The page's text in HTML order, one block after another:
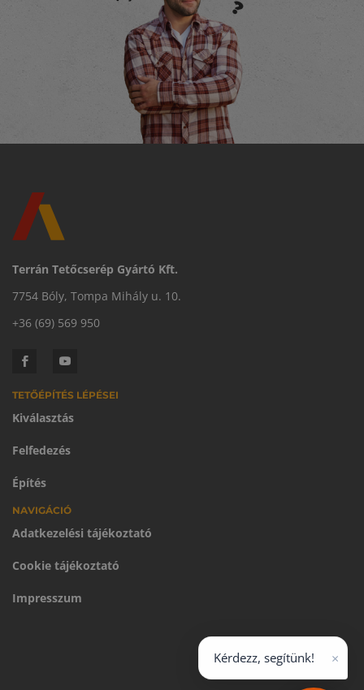
Terrán Tetőcserép Gyártó Kft.
7754 Bóly, Tompa Mihály u. 10.
+36 (69) 569 950
TETŐÉPÍTÉS LÉPÉSEI
Kiválasztás
Felfedezés
Építés
NAVIGÁCIÓ
Adatkezelési tájékoztató
Cookie tájékoztató
Impresszum
Kérdezz, segítünk! ×